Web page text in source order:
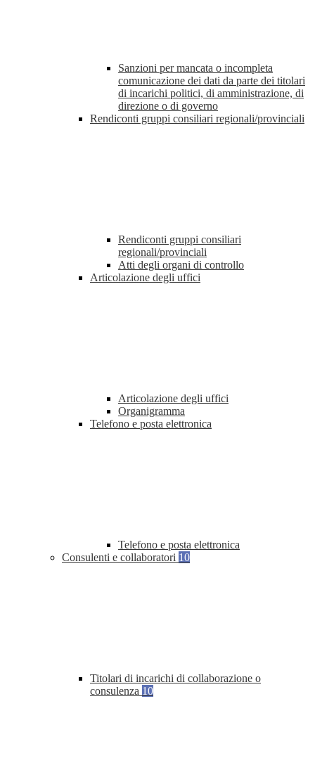
Sanzioni per mancata o incompleta
comunicazione dei dati da parte dei titolari
di incarichi politici, di amministrazione, di
direzione o di governo
Rendiconti gruppi consiliari regionali/provinciali
Rendiconti gruppi consiliari
regionali/provinciali
Atti degli organi di controllo
Articolazione degli uffici
Articolazione degli uffici
Organigramma
Telefono e posta elettronica
Telefono e posta elettronica
Consulenti e collaboratori 10
Titolari di incarichi di collaborazione o
consulenza 10